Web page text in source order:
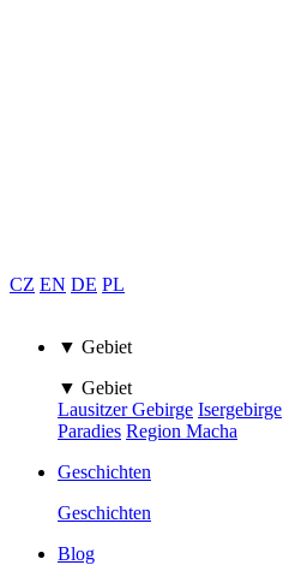
CZ EN DE PL
▼ Gebiet
▼ Gebiet
Lausitzer Gebirge Isergebirge
Paradies Region Macha
Geschichten
Geschichten
Blog